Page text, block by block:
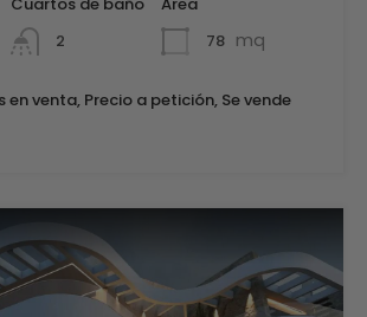
2
78 mq
venta, Precio a petición, Se vende